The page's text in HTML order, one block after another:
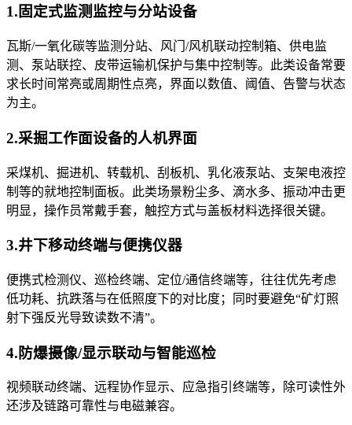
1.固定式监测监控与分站设备
瓦斯/一氧化碳等监测分站、风门/风机联动控制箱、供电监
测、泵站联控、皮带运输机保护与集中控制等。此类设备常要
求长时间常亮或周期性点亮，界面以数值、阈值、告警与状态
为主。
2.采掘工作面设备的人机界面
采煤机、掘进机、转载机、刮板机、乳化液泵站、支架电液控
制等的就地控制面板。此类场景粉尘多、滴水多、振动冲击更
明显，操作员常戴手套，触控方式与盖板材料选择很关键。
3.井下移动终端与便携仪器
便携式检测仪、巡检终端、定位/通信终端等，往往优先考虑
低功耗、抗跌落与在低照度下的对比度；同时要避免“矿灯照
射下强反光导致读数不清”。
4.防爆摄像/显示联动与智能巡检
视频联动终端、远程协作显示、应急指引终端等，除可读性外
还涉及链路可靠性与电磁兼容。